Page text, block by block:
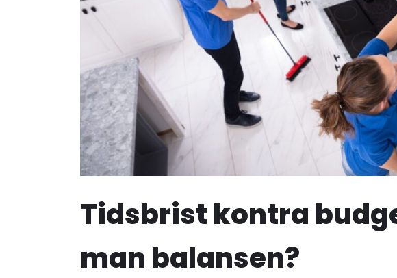
Tidsbrist kontra
man balansen?